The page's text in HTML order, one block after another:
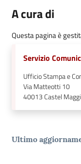
A cura di
Questa pagina è
Servizio
Ufficio Stampa e
Via Matteotti 10
40013Castel
Ultimo